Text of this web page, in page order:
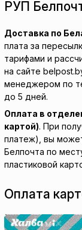
РУП
Доставка по
плата за
тарифами и
на сайте
менеджером по
до 5 дней.
Оплата в
картой). При
платеж), вы
Белпочта по
пластиковой
Оплата